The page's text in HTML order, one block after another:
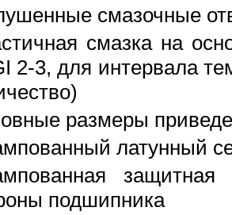
смазочные
смазка на
2-3, для интервала
размеры
латунный
подшипника